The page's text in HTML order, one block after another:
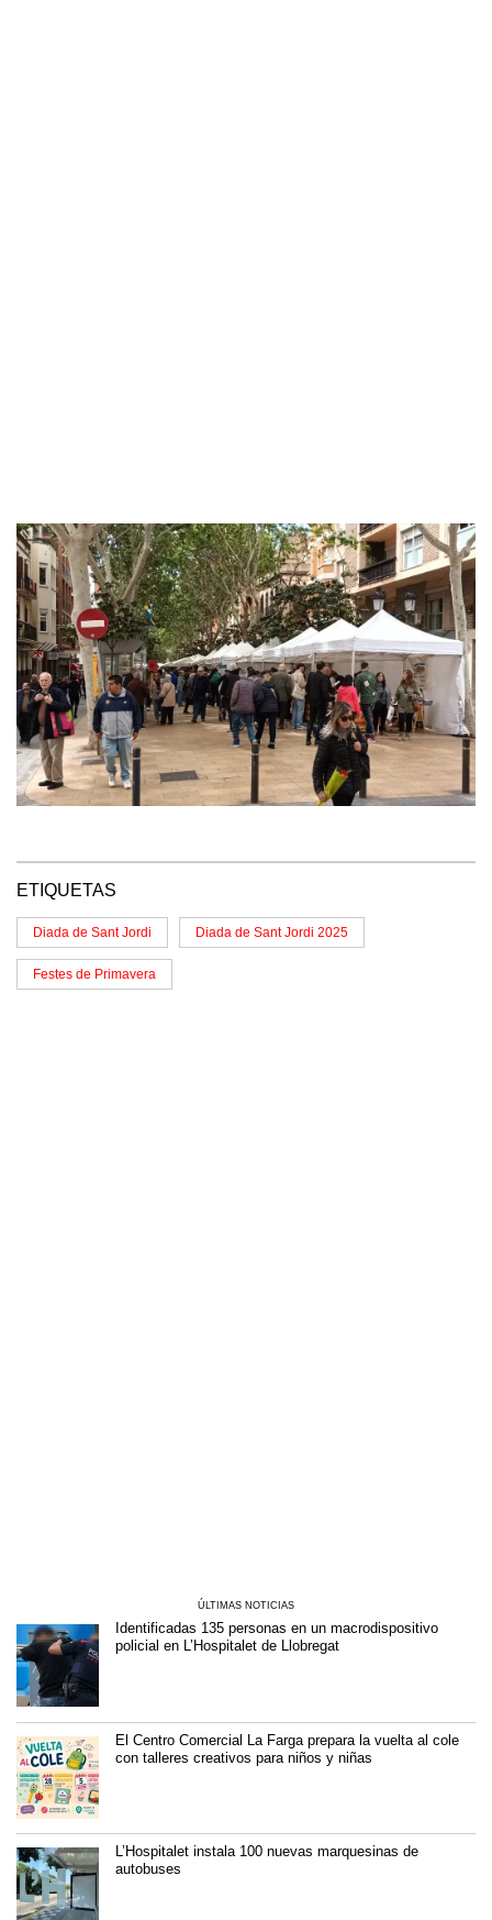
ETIQUETAS
Diada de Sant Jordi Diada de Sant Jordi 2025
Festes de Primavera
ÚLTIMAS NOTICIAS
Identificadas 135 personas en un macrodispositivo
policial en L’Hospitalet de Llobregat
El Centro Comercial La Farga prepara la vuelta al cole
con talleres creativos para niños y niñas
L’Hospitalet instala 100 nuevas marquesinas de
autobuses